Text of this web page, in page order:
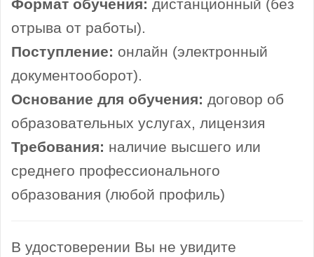
Формат обучения: дистанционный (без
отрыва от работы).
Поступление: онлайн (электронный
документооборот).
Основание для обучения: договор об
образовательных услугах, лицензия
Требования: наличие высшего или
среднего профессионального
образования (любой профиль)
В удостоверении Вы не увидите